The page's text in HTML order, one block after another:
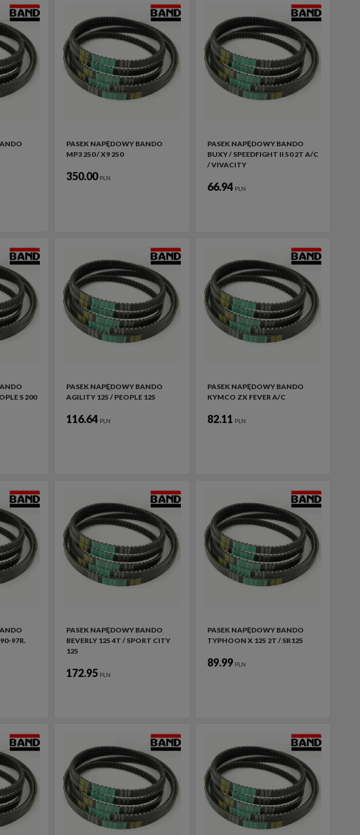
PASEK NAPĘDOWY BANDO
MP3 250 / X9 250
350.00 PLN
PASEK NAPĘDOWY BANDO
BUXY / SPEEDFIGHT II 50 2T A/C
/ VIVACITY
66.94 PLN
S 200
PASEK NAPĘDOWY BANDO
AGILITY 125 / PEOPLE 125
116.64 PLN
PASEK NAPĘDOWY BANDO
KYMCO ZX FEVER A/C
82.11 PLN
97R.
PASEK NAPĘDOWY BANDO
BEVERLY 125 4T / SPORT CITY
125
172.95 PLN
PASEK NAPĘDOWY BANDO
TYPHOON X 125 2T / SR125
89.99 PLN